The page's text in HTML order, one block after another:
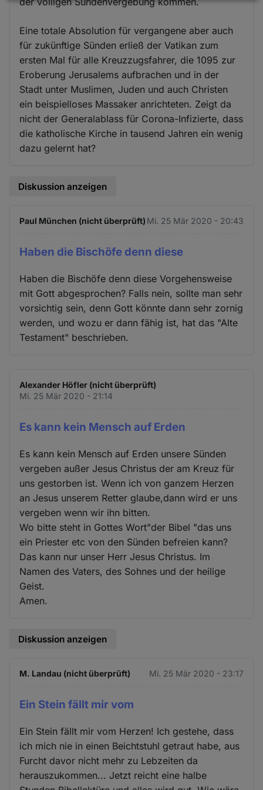
Eine totale Absolution für vergangene aber auch
für zukünftige Sünden erließ der Vatikan zum
ersten Mal für alle Kreuzzugsfahrer, die 1095 zur
Eroberung Jerusalems aufbrachen und in der
Stadt unter Muslimen, Juden und auch Christen
ein beispielloses Massaker anrichteten. Zeigt da
nicht der Generalablass für Corona-Infizierte, dass
die katholische Kirche in tausend Jahren ein wenig
dazu gelernt hat?
Diskussion anzeigen
Paul München (nicht überprüft) Mi. 25 Mär 2020 - 20:43
Haben die Bischöfe denn diese
Haben die Bischöfe denn diese Vorgehensweise
mit Gott abgesprochen? Falls nein, sollte man sehr
vorsichtig sein, denn Gott könnte dann sehr zornig
werden, und wozu er dann fähig ist, hat das "Alte
Testament" beschrieben.
Alexander Höfler (nicht überprüft)
Mi. 25 Mär 2020 - 21:14
Es kann kein Mensch auf Erden
Es kann kein Mensch auf Erden unsere Sünden
vergeben außer Jesus Christus der am Kreuz für
uns gestorben ist. Wenn ich von ganzem Herzen
an Jesus unserem Retter glaube,dann wird er uns
vergeben wenn wir ihn bitten.
Wo bitte steht in Gottes Wort"der Bibel "das uns
ein Priester etc von den Sünden befreien kann?
Das kann nur unser Herr Jesus Christus. Im
Namen des Vaters, des Sohnes und der heilige
Geist.
Amen.
Diskussion anzeigen
M. Landau (nicht überprüft) Mi. 25 Mär 2020 - 23:17
Ein Stein fällt mir vom
Ein Stein fällt mir vom Herzen! Ich gestehe, dass
ich mich nie in einen Beichtstuhl getraut habe, aus
Furcht davor nicht mehr zu Lebzeiten da
herauszukommen... Jetzt reicht eine halbe
Cookies